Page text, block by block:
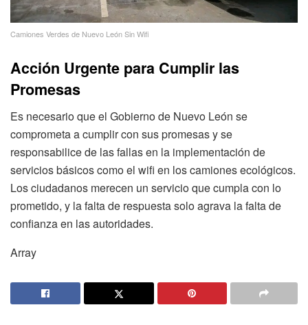
Camiones Verdes de Nuevo León Sin Wifi
Acción Urgente para Cumplir las
Promesas
Es necesario que el Gobierno de Nuevo León se
comprometa a cumplir con sus promesas y se
responsabilice de las fallas en la implementación de
servicios básicos como el wifi en los camiones ecológicos.
Los ciudadanos merecen un servicio que cumpla con lo
prometido, y la falta de respuesta solo agrava la falta de
confianza en las autoridades.
Array